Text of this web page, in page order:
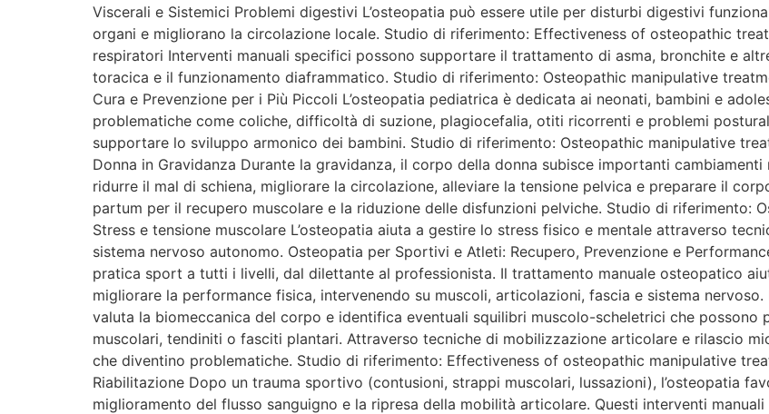
Viscerali e Sistemici Problemi digestivi L’osteopatia può essere utile per disturbi digestivi
organi e migliorano la circolazione locale. Studio di riferimento: Effectiveness of osteopathic
respiratori Interventi manuali specifici possono supportare il trattamento di asma, bronchite e
toracica e il funzionamento diaframmatico. Studio di riferimento: Osteopathic manipulative
Cura e Prevenzione per i Più Piccoli L’osteopatia pediatrica è dedicata ai neonati, bambini e
problematiche come coliche, difficoltà di suzione, plagiocefalia, otiti ricorrenti e problemi
supportare lo sviluppo armonico dei bambini. Studio di riferimento: Osteopathic manipulative
Donna in Gravidanza Durante la gravidanza, il corpo della donna subisce importanti
ridurre il mal di schiena, migliorare la circolazione, alleviare la tensione pelvica e preparare il
partum per il recupero muscolare e la riduzione delle disfunzioni pelviche. Studio di riferimento:
Stress e tensione muscolare L’osteopatia aiuta a gestire lo stress fisico e mentale attraverso
sistema nervoso autonomo. Osteopatia per Sportivi e Atleti: Recupero, Prevenzione e
pratica sport a tutti i livelli, dal dilettante al professionista. Il trattamento manuale osteopatico
migliorare la performance fisica, intervenendo su muscoli, articolazioni, fascia e sistema
valuta la biomeccanica del corpo e identifica eventuali squilibri muscolo-scheletrici che
muscolari, tendiniti o fasciti plantari. Attraverso tecniche di mobilizzazione articolare e rilascio
che diventino problematiche. Studio di riferimento: Effectiveness of osteopathic manipulative
Riabilitazione Dopo un trauma sportivo (contusioni, strappi muscolari, lussazioni), l’osteopatia
miglioramento del flusso sanguigno e la ripresa della mobilità articolare. Questi interventi